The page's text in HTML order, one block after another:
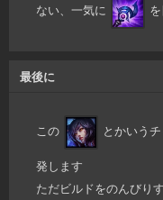
ない、一気に
最後に
この とかいう
発します
ただビルドをのんびり